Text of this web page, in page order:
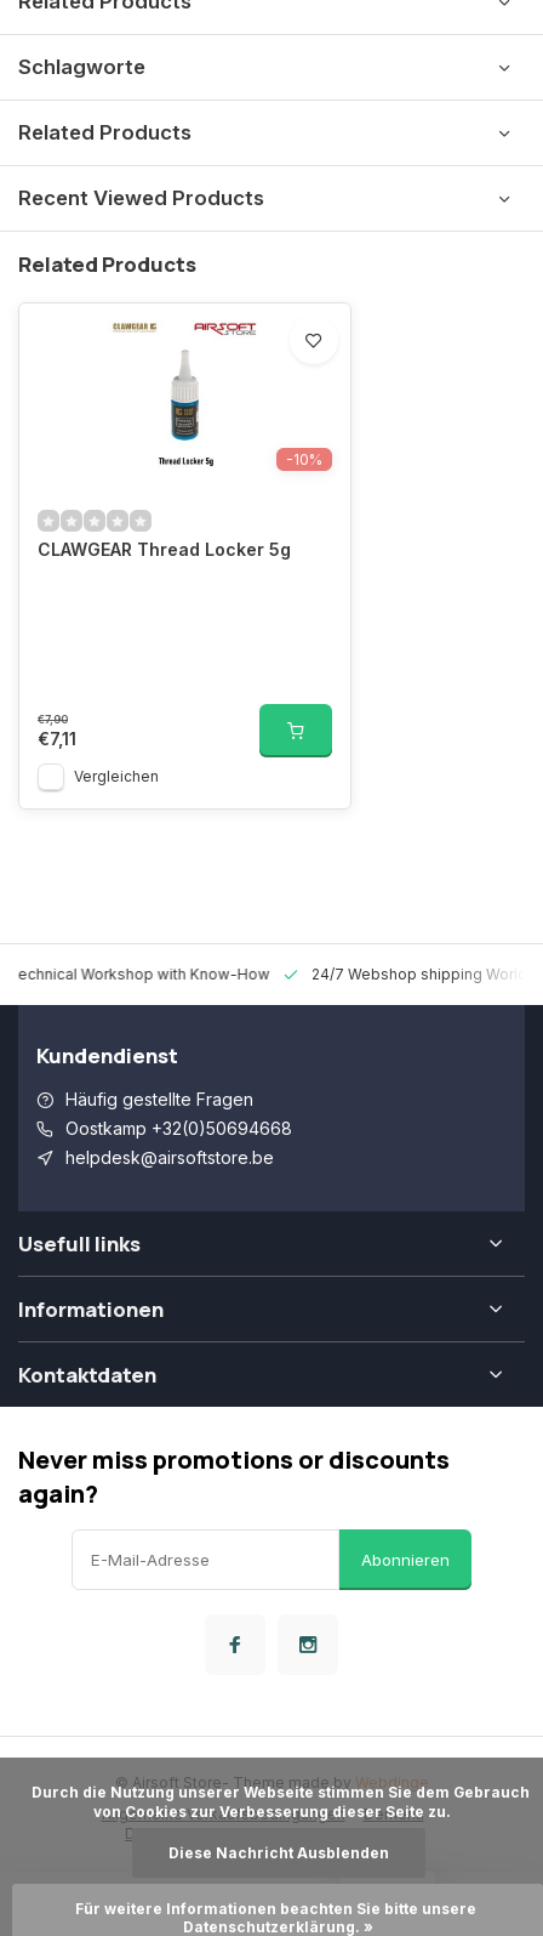
Zum Warenkorb hinzufügen
Schlagworte
Related Products
Recent Viewed Products
Related Products
-10%
CLAWGEAR Thread Locker 5g
€7,90
€7,11
Vergleichen
Technical Workshop with Know-How 24/7 Webshop shipping
Kundendienst
Häufig gestellte Fragen
Oostkamp +32(0)50694668
helpdesk@airsoftstore.be
Usefull links
Informationen
Kontaktdaten
Never miss promotions or discounts
again?
Abonnieren
Allgemeine Verkaufsbedingungen
Dementi
Datenschutzbestimmungen
© Airsoft Store- Theme made by Webdinge
von Cookies zur Verbesserung dieser Seite zu.
Diese Nachricht Ausblenden
Für weitere Informationen beachten Sie bitte unsere
Datenschutzerklärung. »